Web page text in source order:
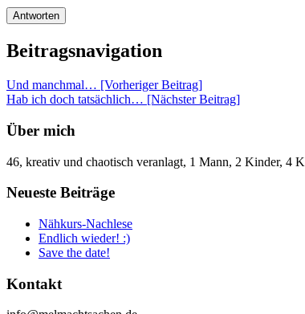
Beitragsnavigation
Und manchmal… [Vorheriger Beitrag]
Hab ich doch tatsächlich… [Nächster Beitrag]
Über mich
46, kreativ und chaotisch veranlagt, 1 Mann, 2 Kinder, 4
Neueste Beiträge
Nähkurs-Nachlese
Endlich wieder! :)
Save the date!
Kontakt